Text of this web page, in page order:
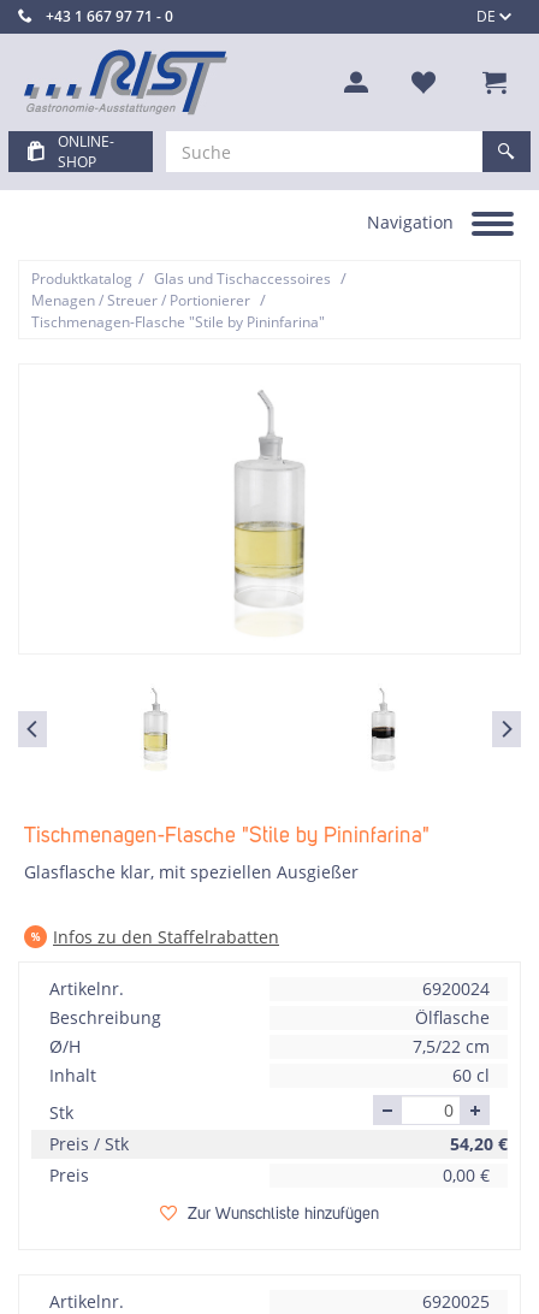
DE
+43 1 667 97 71 - 0
ONLINE-
SHOP
Toggle
Navigation
Produktkatalog / Glas und Tischaccessoires /
Menagen / Streuer / Portionierer /
Tischmenagen-Flasche "Stile by Pininfarina"
Tischmenagen-Flasche "Stile by Pininfarina"
Glasflasche klar, mit speziellen Ausgießer
Infos zu den Staffelrabatten
Artikelnr.
6920024
Beschreibung
Ölflasche
Ø/H
7,5/22 cm
Inhalt
60 cl
Stk
Preis / Stk
54,20 €
Preis
0,00 €
Zur Wunschliste hinzufügen
Artikelnr.
6920025